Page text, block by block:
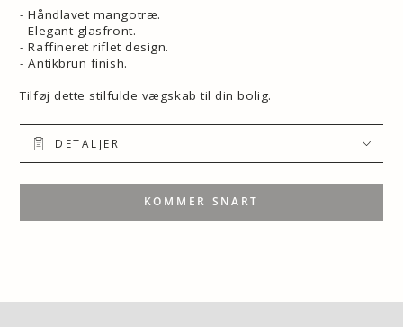
- Håndlavet mangotræ.
- Elegant glasfront.
- Raffineret riflet design.
- Antikbrun finish.
Tilføj dette stilfulde vægskab til din bolig.
DETALJER
KOMMER SNART